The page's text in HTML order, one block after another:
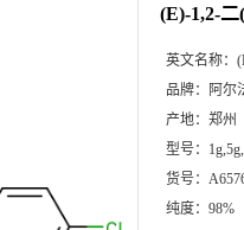
(E)-1,2-
英文名称：
品牌：
阿尔
产地： 郑州
型号：
货号：
纯度： 98%